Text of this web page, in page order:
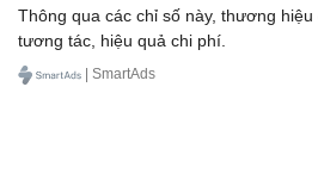
Thông qua các chỉ số này, thương
tương tác, hiệu quả chi phí.
| SmartAds